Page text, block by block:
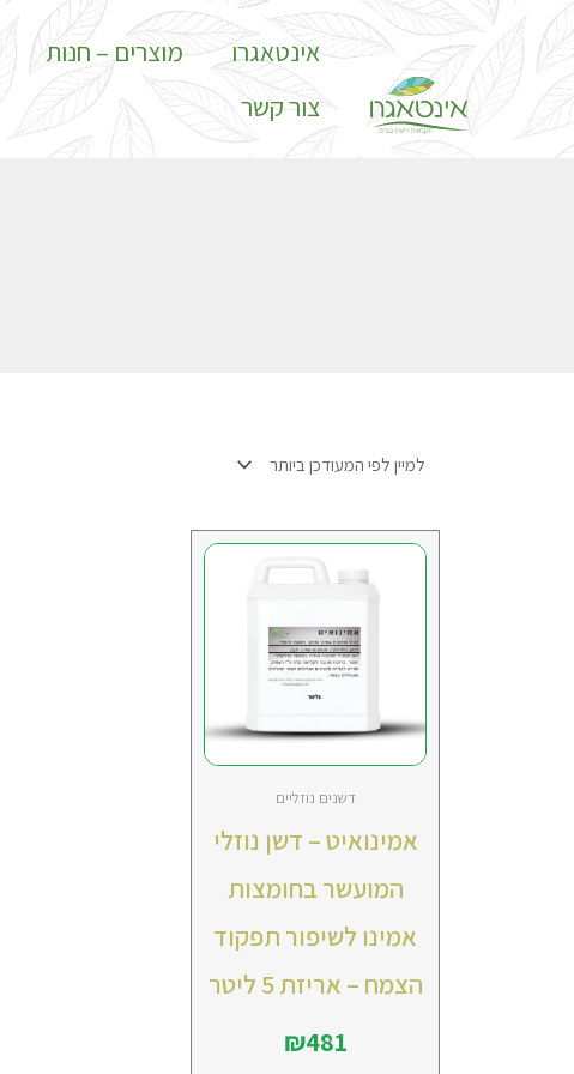
לתוכן
דילוג
לתוכן
אינטאגרו מוצרים – חנות
צור קשר
דשנים נוזליים
אמינואיט – דשן נוזלי
המועשר בחומצות
אמינו לשיפור תפקוד
הצמח – אריזת 5 ליטר
₪481